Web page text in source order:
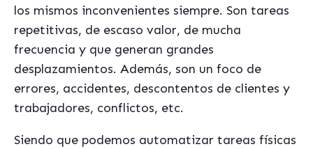
los mismos inconvenientes siempre. Son tareas
repetitivas, de escaso valor, de mucha
frecuencia y que generan grandes
desplazamientos. Además, son un foco de
errores, accidentes, descontentos de clientes y
trabajadores, conflictos, etc.
Siendo que podemos automatizar tareas físicas